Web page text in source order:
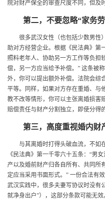
院对财产保全的审查尺度不同，但及
第二，不要忽略“家务
很多武汉女性（也包括少数男性
助对方经营企业。根据《民法典》第
照料老年人、协助另一方工作等负担
偿，另一方应当给予补偿。” 这条被
外，你可以提出额外补偿。法院会综
平等。同样，如果对方存在重婚、与
教不改等情形，你可以主张离婚损害
赔偿责任与财产分割独立，即使分得
第三，高度重视婚内财
与其离婚时打得头破血流，不如
《民法典》第一千零六十五条：“男
产以及婚前财产归各自所有、共同所
定应当采用书面形式。” 一份合法有
武汉实践中，很多夫妻写协议时没有
就净身出户”），这部分条款可能无效